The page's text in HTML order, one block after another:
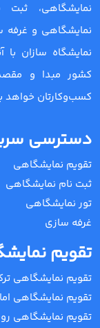
نمایشگاهی، ثبت
نمایشگاهی و
نمایشگاه سازان با
کشور مبدا و
کسب‌وکارتان خواهد
دسترسی
تقویم نمایشگاهی
ثبت نام نمایشگاهی
تور نمایشگاهی
غرفه سازی
تقویم
تقویم نمایشگاهی
تقویم نمایشگاهی
تقویم نمایشگاهی